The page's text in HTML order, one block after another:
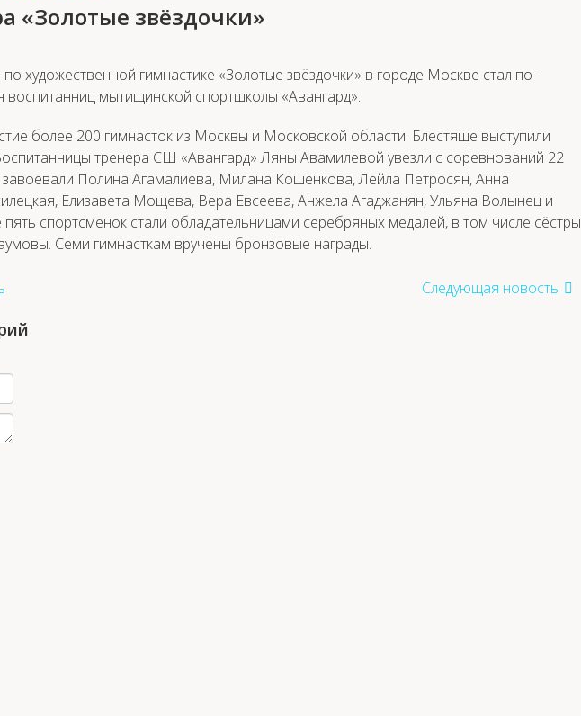
«Золотые звёздочки»
художественной гимнастике «Золотые звёздочки» в городе Москве стал по-
воспитанниц мытищинской спортшколы «Авангард».
более 200 гимнасток из Москвы и Московской области. Блестяще выступили
тренера СШ «Авангард» Ляны Авамилевой увезли с соревнований 22
Полина Агамалиева, Милана Кошенкова, Лейла Петросян, Анна
Елизавета Мощева, Вера Евсеева, Анжела Агаджанян, Ульяна Волынец и
спортсменок стали обладательницами серебряных медалей, в том числе сёстры
Семи гимнасткам вручены бронзовые награды.
Следующая новость